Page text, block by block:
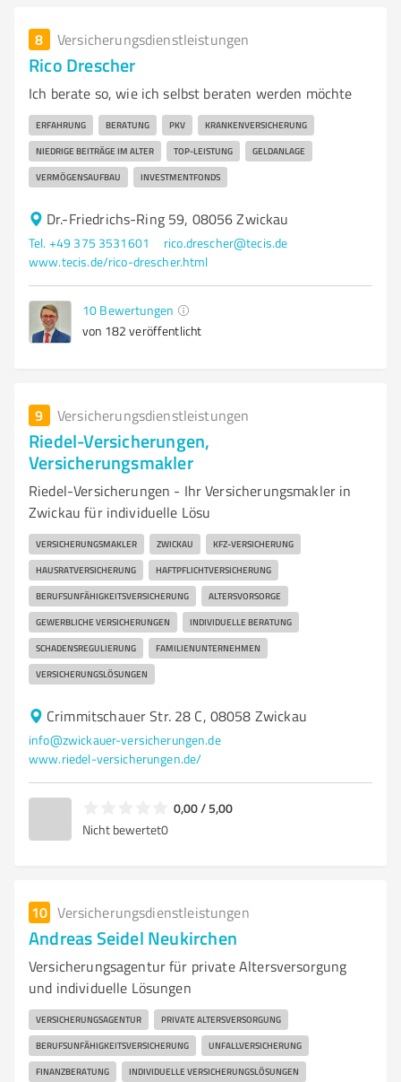
8 Versicherungsdienstleistungen
Rico Drescher
Ich berate so, wie ich selbst beraten werden möchte
ERFAHRUNG BERATUNG PKV KRANKENVERSICHERUNG
NIEDRIGE BEITRÄGE IM ALTER TOP-LEISTUNG GELDANLAGE
VERMÖGENSAUFBAU INVESTMENTFONDS
Dr.-Friedrichs-Ring 59, 08056 Zwickau
Tel. +49 375 3531601
rico.drescher@tecis.de
www.tecis.de/rico-drescher.html
10 Bewertungen
von 182 veröffentlicht
9 Versicherungsdienstleistungen
Riedel-Versicherungen,
Versicherungsmakler
Riedel-Versicherungen - Ihr Versicherungsmakler in
Zwickau für individuelle Lösu
VERSICHERUNGSMAKLER ZWICKAU KFZ-VERSICHERUNG
HAUSRATVERSICHERUNG HAFTPFLICHTVERSICHERUNG
BERUFSUNFÄHIGKEITSVERSICHERUNG ALTERSVORSORGE
GEWERBLICHE VERSICHERUNGEN INDIVIDUELLE BERATUNG
SCHADENSREGULIERUNG FAMILIENUNTERNEHMEN
VERSICHERUNGSLÖSUNGEN
Crimmitschauer Str. 28 C, 08058 Zwickau
info@zwickauer-versicherungen.de
www.riedel-versicherungen.de/
0,00 / 5,00
Nicht bewertet0
10 Versicherungsdienstleistungen
Andreas Seidel Neukirchen
Versicherungsagentur für private Altersversorgung
und individuelle Lösungen
VERSICHERUNGSAGENTUR PRIVATE ALTERSVERSORGUNG
BERUFSUNFÄHIGKEITSVERSICHERUNG UNFALLVERSICHERUNG
FINANZBERATUNG INDIVIDUELLE VERSICHERUNGSLÖSUNGEN